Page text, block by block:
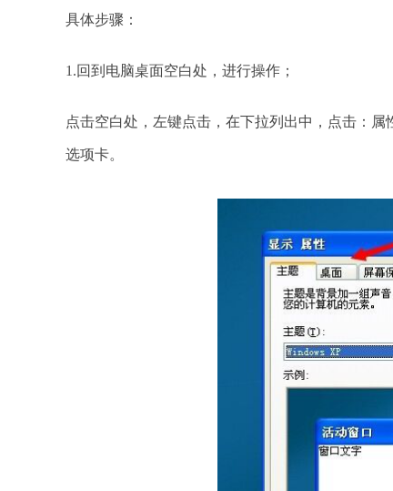
具体步骤：
1.回到电脑桌面空白处，进行操作；
点击空白处，左键点击，在下拉列出中，点击：
选项卡。